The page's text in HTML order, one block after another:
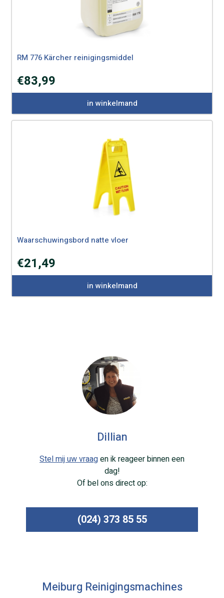
RM 776 Kärcher reinigingsmiddel
€83,99
in winkelmand
Waarschuwingsbord natte vloer
€21,49
in winkelmand
Dillian
Stel mij uw vraagen ik reageer binnen een
dag!
Of bel ons direct op:
(024) 373 85 55
Meiburg Reinigingsmachines